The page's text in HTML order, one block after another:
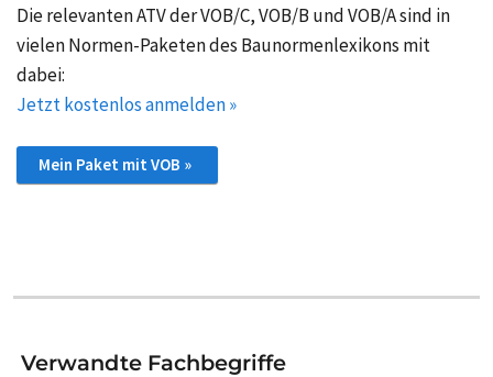
Die relevanten ATV der VOB/C, VOB/B und VOB/A sind in
vielen Normen-Paketen des Baunormenlexikons mit
dabei:
Jetzt kostenlos anmelden »
Mein Paket mit VOB »
Verwandte Fachbegriffe